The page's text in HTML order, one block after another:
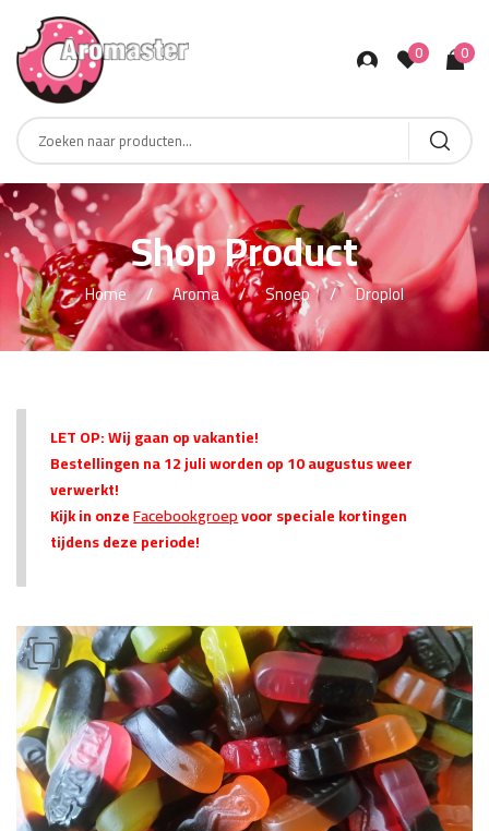
Products
search
0 0
Shop Product
Home Aroma Snoep Droplol
LET OP: Wij gaan op vakantie!
Bestellingen na 12 juli worden op 10 augustus weer
verwerkt!
Kijk in onzeFacebookgroepvoor speciale kortingen
tijdens deze periode!